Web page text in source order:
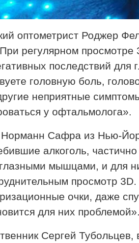
оптометрист Роджер
регулярном просмотре
последствий для
головную боль,
неприятные
у офтальмолога».
Сафра из Нью-
алкоголь,
мышцами, и для
просмотр
очки, даже
для них
Сергей Тубольцев,